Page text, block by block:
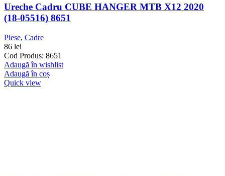
Ureche Cadru CUBE HANGER MTB X12 2020
(18-05516) 8651
Piese, Cadre
86 lei
Cod Produs: 8651
Adaugă în wishlist
Adaugă în coș
Quick view